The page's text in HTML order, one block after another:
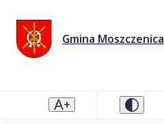
Gmina Moszczenica